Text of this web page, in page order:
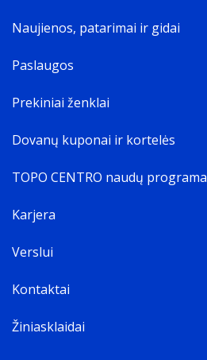
Naujienos, patarimai ir gidai
Paslaugos
Prekiniai ženklai
Dovanų kuponai ir kortelės
TOPO CENTRO naudų programa
Karjera
Verslui
Kontaktai
Žiniasklaidai